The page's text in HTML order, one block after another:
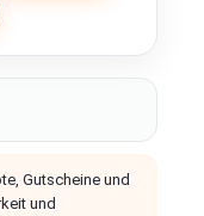
Gutscheine und
und